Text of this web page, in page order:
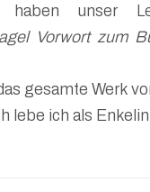
unser
Vorwort zum
gesamte Werk
lebe ich als